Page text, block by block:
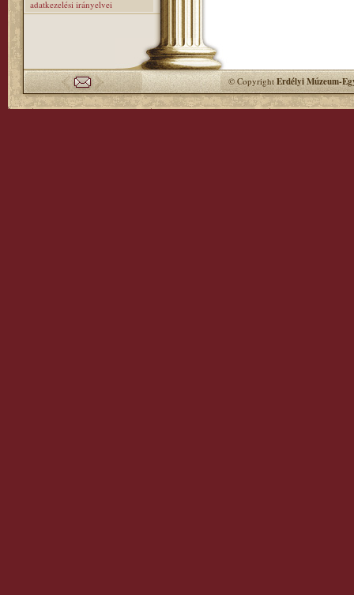
adatkezelési irányelvei
© CopyrightErdélyi Múzeum-